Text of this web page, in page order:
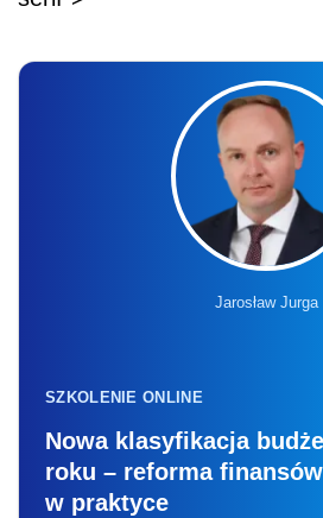
Jarosław Jurga
SZKOLENIE ONLINE
Nowa klasyfikacja
roku – reforma
w praktyce